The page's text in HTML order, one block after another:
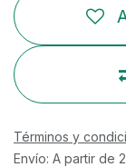
Términos y
Envío: A partir de